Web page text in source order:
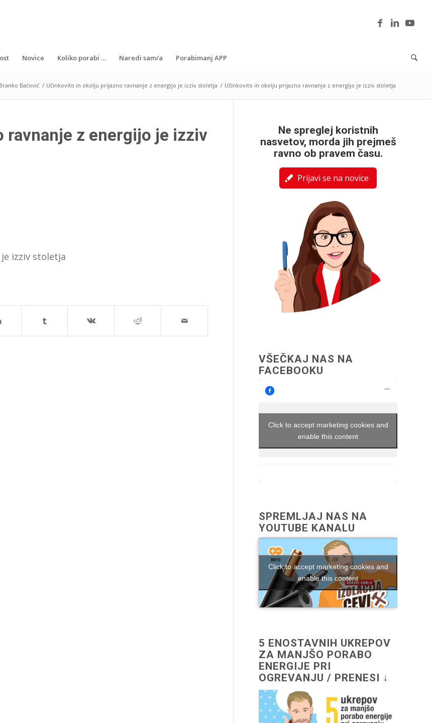
Novice Koliko porabi … Naredi sam/a Porabimanj APP
Branko Baćović / Učinkovito in okolju prijazno ravnanje z energijo je izziv stoletja / Učinkovito in okolju prijazno ravnanje z energijo je izziv stoletja
z energijo je izziv
izziv stoletja
Ne spreglej koristnih
nasvetov, morda jih prejmeš
ravno ob pravem času.
Prijavi se na novice
VŠEČKAJ NAS NA
FACEBOOKU
Click to accept marketing cookies and
enable this content
SPREMLJAJ NAS NA
YOUTUBE KANALU
Click to accept marketing cookies and
enable this content
5 ENOSTAVNIH UKREPOV
ZA MANJŠO PORABO
ENERGIJE PRI
OGREVANJU / PRENESI ↓